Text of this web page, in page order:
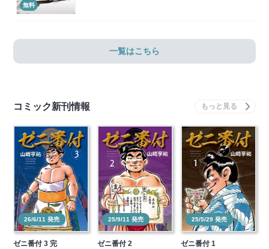
無料
一覧はこちら
コミック新刊情報
26/6/11 発売
ゼニ番付 3 完
25/9/11 発売
ゼニ番付 2
25/5/29 発売
ゼニ番付 1